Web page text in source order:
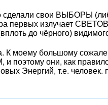
сделали свои ВЫБОРЫ
первых излучает
до чёрного)
К моему большому
они, как
Энергий, т.е.